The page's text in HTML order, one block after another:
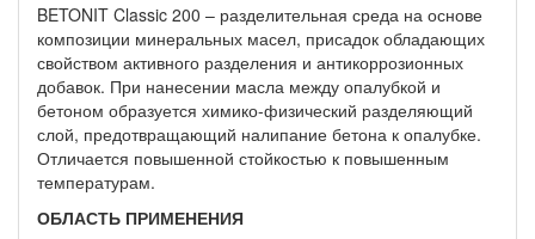
BETONIT Classic 200 – разделительная среда на основе
композиции минеральных масел, присадок обладающих
свойством активного разделения и антикоррозионных
добавок. При нанесении масла между опалубкой и
бетоном образуется химико-физический разделяющий
слой, предотвращающий налипание бетона к опалубке.
Отличается повышенной стойкостью к повышенным
температурам.
ОБЛАСТЬ ПРИМЕНЕНИЯ